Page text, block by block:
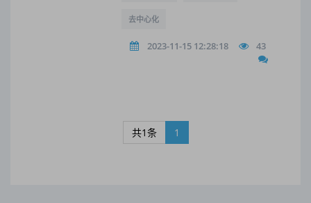
去中心化
2023-11-15 12:28:18 43
共1条 1